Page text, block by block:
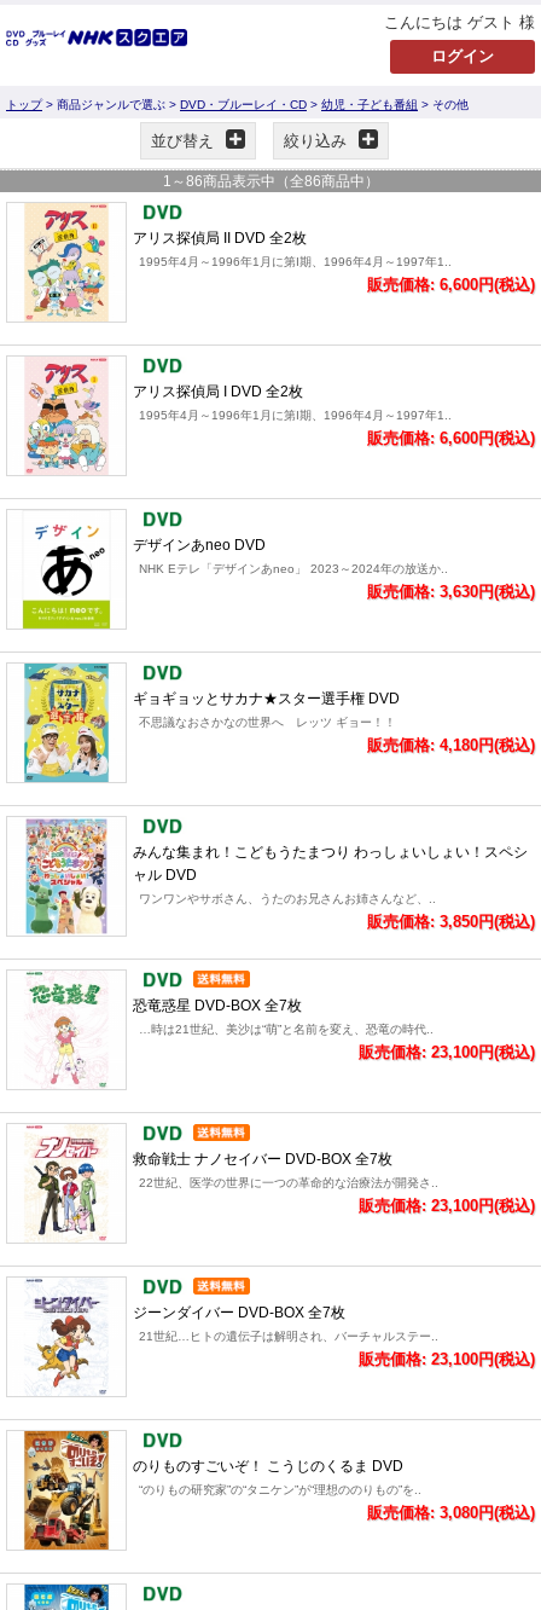
こんにちは ゲスト 様
トップ> 商品ジャンルで選ぶ > DVD・ブルーレイ・CD > 幼児・子ども番組 > その他
並び替え 絞り込み
1 ～ 86商品表示中（全86商品中）
アリス探偵局 II DVD 全2枚
1995年4月～1996年1月に第I期、1996年4月～1997年1..
販売価格: 6,600円(税込)
アリス探偵局 I DVD 全2枚
1995年4月～1996年1月に第I期、1996年4月～1997年1..
販売価格: 6,600円(税込)
デザインあneo DVD
NHK Eテレ「デザインあneo」 2023～2024年の放送か..
販売価格: 3,630円(税込)
ギョギョッとサカナ★スター選手権 DVD
不思議なおさかなの世界へ レッツ ギョー！！
販売価格: 4,180円(税込)
みんな集まれ！こどもうたまつり わっしょいしょい！スペシ
ャル DVD
ワンワンやサボさん、うたのお兄さんお姉さんなど、..
販売価格: 3,850円(税込)
恐竜惑星 DVD-BOX 全7枚
…時は21世紀、美沙は“萌”と名前を変え、恐竜の時代..
販売価格: 23,100円(税込)
救命戦士 ナノセイバー DVD-BOX 全7枚
22世紀、医学の世界に一つの革命的な治療法が開発さ..
販売価格: 23,100円(税込)
ジーンダイバー DVD-BOX 全7枚
21世紀…ヒトの遺伝子は解明され、バーチャルステー..
販売価格: 23,100円(税込)
のりものすごいぞ！ こうじのくるま DVD
“のりもの研究家”の“タニケン”が“理想ののりもの”を..
販売価格: 3,080円(税込)